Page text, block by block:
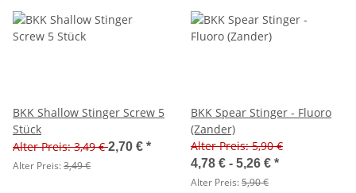
BKK Shallow Stinger Screw 5
Stück
Alter Preis: 3,49 €2,70 € *
Alter Preis:3,49 €
BKK Spear Stinger - Fluoro
(Zander)
Alter Preis: 5,90 €
4,78 € - 5,26 € *
Alter Preis:5,90 €